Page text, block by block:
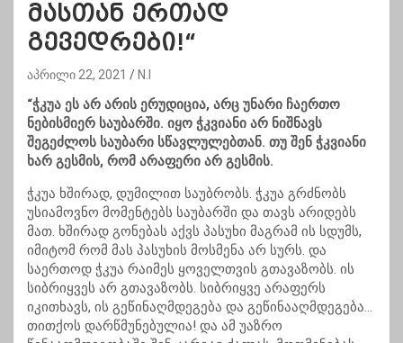
მასთან ერთად
გევედრები!“
აპრილი 22, 2021 N.I
“ჭკუა ეს არ არის ერუდიცია, არც უნარი ჩაერთო
ნებისმიერ საუბარში. იყო ჭკვიანი არ ნიშნავს
შეგეძლოს საუბარი სწავლულებთან. თუ შენ ჭკვიანი
ხარ გესმის, რომ არაფერი არ გესმის.
ჭკუა ხშირად, დუმილით საუბრობს. ჭკუა გრძნობს
უსიამოვნო მომენტებს საუბარში და თავს არიდებს
მათ. ხშირად გონებას აქვს პასუხი მაგრამ ის სდუმს,
იმიტომ რომ მას პასუხის მოსმენა არ სურს. და
საერთოდ ჭკუა რაიმეს ყოველთვის გთავაზობს. ის
სიბრიყვეს არ გთავაზობს. სიბრიყვე არაფერს
იკითხავს, ის გეწინაღმდეგება და გეწინააღმდეგება…
თითქოს დარწმუნებულია! და ამ უაზრო